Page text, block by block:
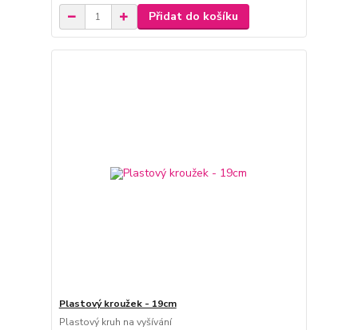
Přidat do košíku
Plastový kroužek - 19cm
Plastový kruh na vyšívání